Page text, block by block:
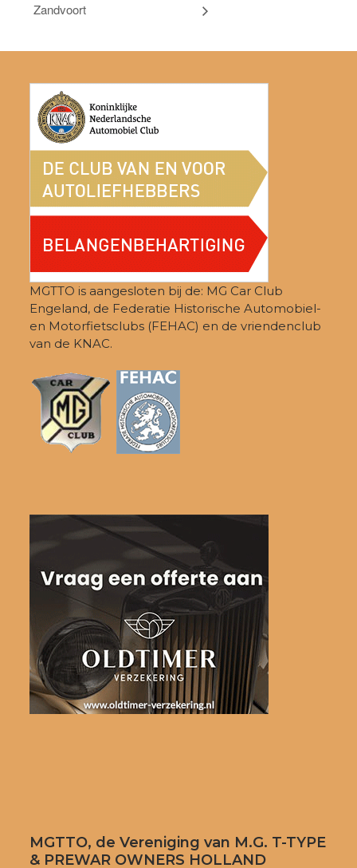
Zandvoort
MGTTO is aangesloten bij de: MG Car Club
Engeland, de Federatie Historische Automobiel-
en Motorfietsclubs (FEHAC) en de vriendenclub
van de KNAC.
MGTTO, de Vereniging van M.G. T-TYPE
& PREWAR OWNERS HOLLAND